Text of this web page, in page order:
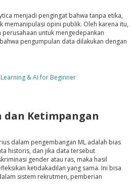
menjadi pengingat bahwa tanpa etika,
memanipulasi opini publik. Oleh karena itu,
untuk mengedepankan
pengumpulan data dilakukan dengan
& AI for Beginner
dan Ketimpangan
dalam pengembangan ML adalah bias
historis, dan jika data tersebut
gender atau ras, maka hasil
ketidakadilan yang sama. Ini bisa
sistem rekrutmen, pemberian